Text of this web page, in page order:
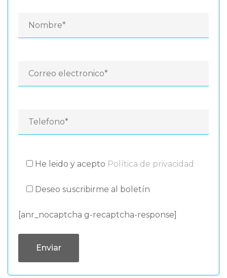
He leido y acepto Política de privacidad
Deseo suscribirme al boletín
[anr_nocaptcha g-recaptcha-response]